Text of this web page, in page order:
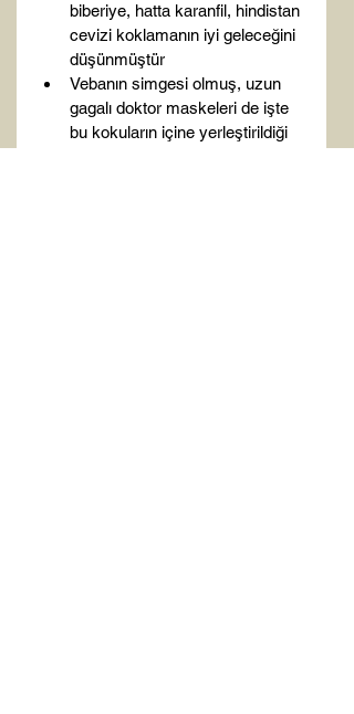
biberiye, hatta karanfil, hindistan
cevizi koklamanın iyi geleceğini
düşünmüştür
Vebanın simgesi olmuş, uzun
gagalı doktor maskeleri de işte
bu kokuların içine yerleştirildiği